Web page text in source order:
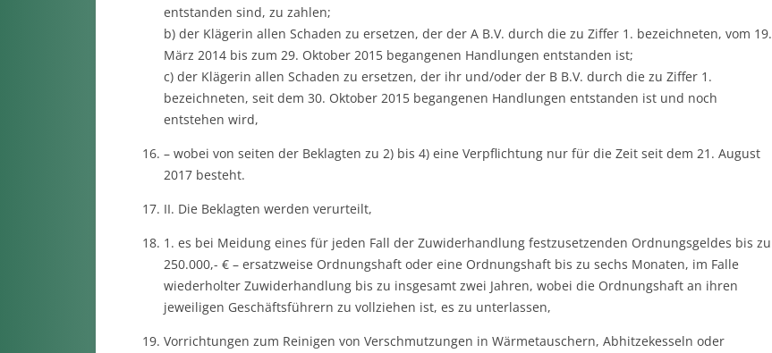
entstanden sind, zu zahlen;
b) der Klägerin allen Schaden zu ersetzen, der der A B.V. durch die zu Ziffer 1. bezeichneten, vom 19.
März 2014 bis zum 29. Oktober 2015 begangenen Handlungen entstanden ist;
c) der Klägerin allen Schaden zu ersetzen, der ihr und/oder der B B.V. durch die zu Ziffer 1.
bezeichneten, seit dem 30. Oktober 2015 begangenen Handlungen entstanden ist und noch
entstehen wird,
– wobei von seiten der Beklagten zu 2) bis 4) eine Verpflichtung nur für die Zeit seit dem 21. August
2017 besteht.
II. Die Beklagten werden verurteilt,
1. es bei Meidung eines für jeden Fall der Zuwiderhandlung festzusetzenden Ordnungsgeldes bis zu
250.000,- € – ersatzweise Ordnungshaft oder eine Ordnungshaft bis zu sechs Monaten, im Falle
wiederholter Zuwiderhandlung bis zu insgesamt zwei Jahren, wobei die Ordnungshaft an ihren
jeweiligen Geschäftsführern zu vollziehen ist, es zu unterlassen,
Vorrichtungen zum Reinigen von Verschmutzungen in Wärmetauschern, Abhitzekesseln oder